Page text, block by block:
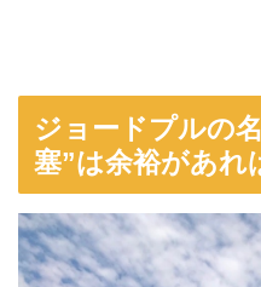
ジョードプルの
塞”は余裕があれ